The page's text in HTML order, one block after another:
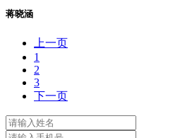
蒋晓涵
上一页
1
2
3
下一页